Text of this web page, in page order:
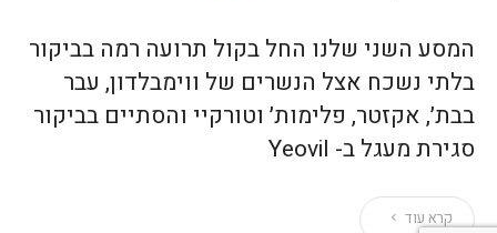
המסע השני שלנו החל בקול תרועה רמה בביקור
בלתי נשכח אצל הנשרים של ווימבלדון, עבר
בבת׳, אקזטר, פלימות׳ וטורקיי והסתיים בביקור
סגירת מעגל ב- Yeovil
קרא עוד